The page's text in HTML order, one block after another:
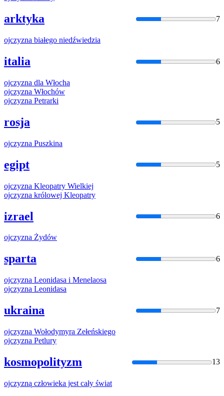
arktyka 7
ojczyzna białego niedźwiedzia
italia 6
ojczyzna dla Włocha
ojczyzna Włochów
ojczyzna Petrarki
rosja 5
ojczyzna Puszkina
egipt 5
ojczyzna Kleopatry Wielkiej
ojczyzna królowej Kleopatry
izrael 6
ojczyzna Żydów
sparta 6
ojczyzna Leonidasa i Menelaosa
ojczyzna Leonidasa
ukraina 7
ojczyzna Wołodymyra Zełeńskiego
ojczyzna Petlury
kosmopolityzm 13
ojczyzną człowieka jest cały świat